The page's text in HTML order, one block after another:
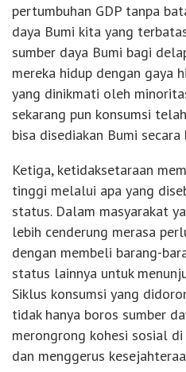
pertumbuhan GDP tanpa
daya Bumi kita yang
sumber daya Bumi bagi
mereka hidup dengan gaya
yang dinikmati oleh
sekarang pun konsumsi
bisa disediakan Bumi
Ketiga, ketidaksetaraan
tinggi melalui apa yang
status. Dalam masyarakat
lebih cenderung merasa
dengan membeli barang-
status lainnya untuk
Siklus konsumsi yang
tidak hanya boros sumber
merongrong kohesi sosial
dan menggerus